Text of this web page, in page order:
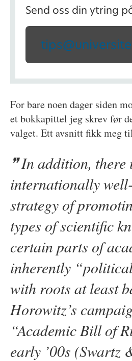
Send oss din ytring
For bare noen dager siden
et bokkapittel jeg skrev før
valget. Ett avsnitt fikk meg
In addition, there
internationally
strategy of
types of scientific
certain parts of
inherently
with roots at least
Horowitz’s
“Academic Bill of
early ’00s (Swartz